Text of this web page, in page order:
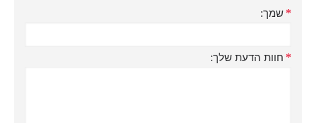
שמך:
חוות הדעת שלך: